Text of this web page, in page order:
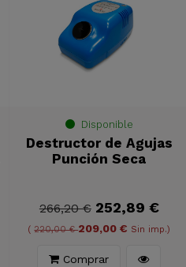
Disponible
Destructor de Agujas
Punción Seca
266,20 € 252,89 €
(220,00 €209,00 € Sin imp.)
Comprar